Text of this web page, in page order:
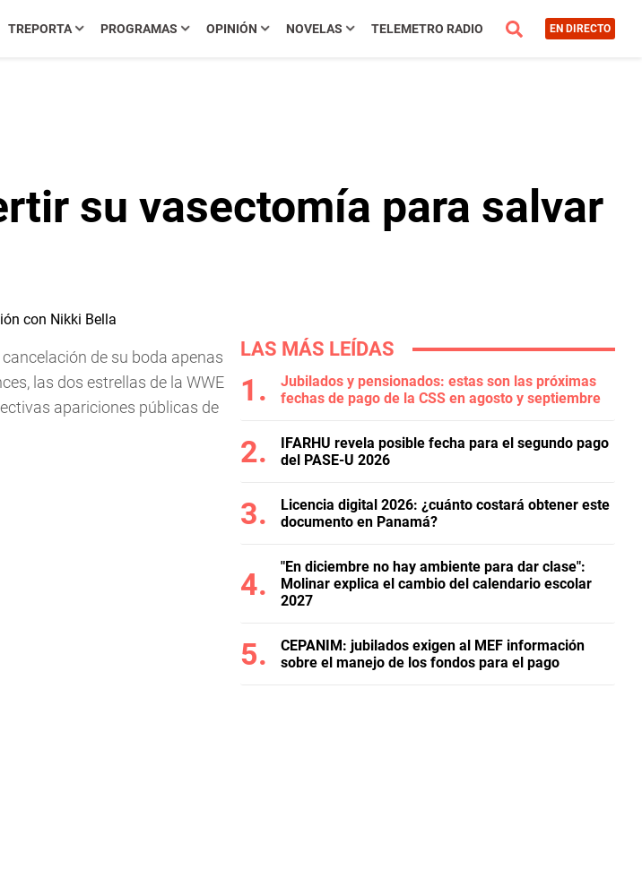
TREPORTA PROGRAMAS OPINIÓN NOVELAS TELEMETRO RADIO EN DIRECTO
su vasectomía para salvar
de su boda apenas
las dos estrellas de la WWE
apariciones públicas de
LAS MÁS LEÍDAS
Jubilados y pensionados: estas son las próximas
fechas de pago de la CSS en agosto y septiembre
IFARHU revela posible fecha para el segundo pago
del PASE-U 2026
Licencia digital 2026: ¿cuánto costará obtener este
documento en Panamá?
"En diciembre no hay ambiente para dar clase":
Molinar explica el cambio del calendario escolar
2027
CEPANIM: jubilados exigen al MEF información
sobre el manejo de los fondos para el pago